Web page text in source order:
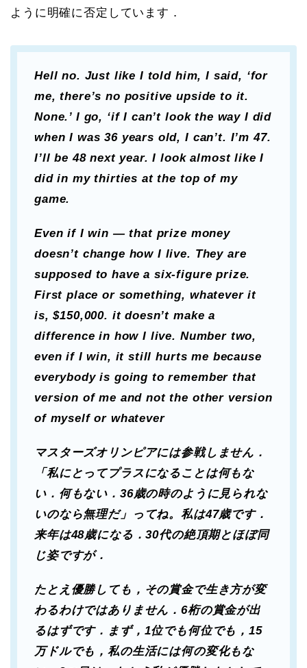
ように明確に否定しています．
Hell no. Just like I told him, I said, ‘for
me, there’s no positive upside to it.
None.’ I go, ‘if I can’t look the way I did
when I was 36 years old, I can’t. I’m 47.
I’ll be 48 next year. I look almost like I
did in my thirties at the top of my
game.
Even if I win — that prize money
doesn’t change how I live. They are
supposed to have a six-figure prize.
First place or something, whatever it
is, $150,000. it doesn’t make a
difference in how I live. Number two,
even if I win, it still hurts me because
everybody is going to remember that
version of me and not the other version
of myself or whatever
マスターズオリンピアには参戦しません．
「私にとってプラスになることは何もな
い．何もない．36歳の時のように見られな
いのなら無理だ」ってね。私は47歳です．
来年は48歳になる．30代の絶頂期とほぼ同
じ姿ですが．
たとえ優勝しても，その賞金で生き方が変
わるわけではありません．6桁の賞金が出
るはずです．まず，1位でも何位でも，15
万ドルでも，私の生活には何の変化もな